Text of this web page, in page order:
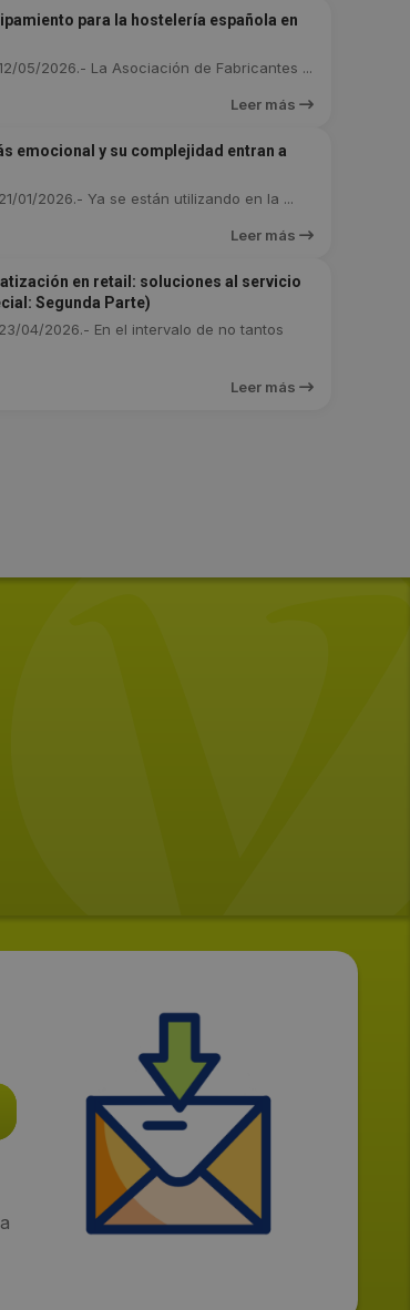
para la hostelería española en
12/05/2026.- La Asociación de Fabricantes ...
Leer más
emocional y su complejidad entran a
21/01/2026.- Ya se están utilizando en la ...
Leer más
en retail: soluciones al servicio
Segunda Parte)
23/04/2026.- En el intervalo de no tantos
Leer más